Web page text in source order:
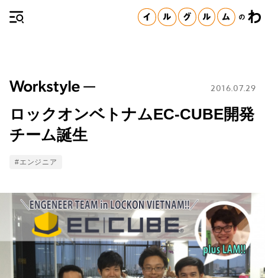
ロックオンベトナムEC-CUBE開発
チーム誕生
Tags
#エンジニア
2016.07.29